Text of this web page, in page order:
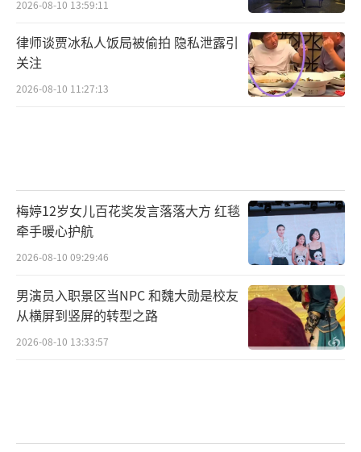
2026-08-10 13:59:11
律师谈贾冰私人饭局被偷拍 隐私泄露引
关注
2026-08-10 11:27:13
梅婷12岁女儿百花奖发言落落大方 红毯
牵手暖心护航
2026-08-10 09:29:46
男演员入职景区当NPC 和魏大勋是校友
从横屏到竖屏的转型之路
2026-08-10 13:33:57